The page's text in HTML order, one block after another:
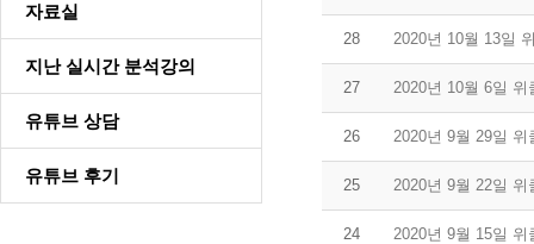
자료실
지난 실시간 분석강의
유튜브 상담
유튜브 후기
28 2020년 10월 13일
27 2020년 10월 6일 위
26 2020년 9월 29일 위
25 2020년 9월 22일 위
24 2020년 9월 15일 위